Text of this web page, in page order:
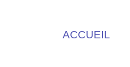
ACCUEIL